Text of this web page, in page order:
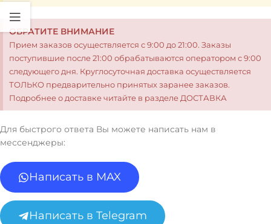
ОБРАТИТЕ ВНИМАНИЕ
Прием заказов осуществляется с 9:00 до 21:00. Заказы
поступившие после 21:00 обрабатываются оператором с 9:00
следующего дня. Круглосуточная доставка осуществляется
ТОЛЬКО предварительно принятых заранее заказов.
Подробнее о доставке читайте в разделе ДОСТАВКА
Для быстрого ответа Вы можете написать нам в
мессенджеры:
Написать в MAX
Написать в Telegram